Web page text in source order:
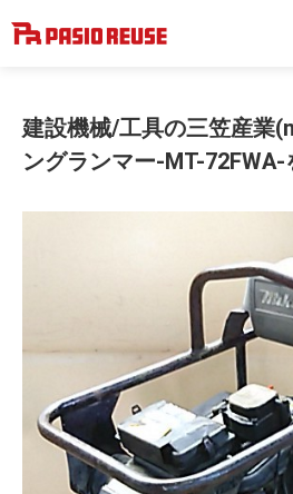
建設機械/工具の三笠産業
ングランマー-MT-72FWA-